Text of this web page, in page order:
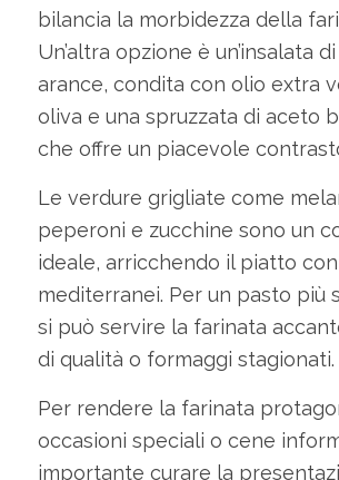
bilancia la morbidezza della
Un’altra opzione è un’insalata
arance, condita con olio extra
oliva e una spruzzata di aceto
che offre un piacevole
Le verdure grigliate come
peperoni e zucchine sono un
ideale, arricchendo il piatto
mediterranei. Per un pasto più
si può servire la farinata
di qualità o formaggi stagionati.
Per rendere la farinata
occasioni speciali o cene
importante curare la